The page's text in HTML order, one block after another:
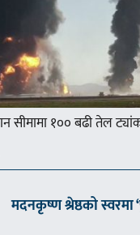
सीमामा १०० बढी तेल
मदनकृष्ण श्रेष्ठको स्वरमा